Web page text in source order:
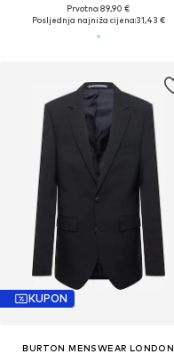
Prvotno: 89,90 €
Posljednja najniža cijena:31,43 €
KUPON
BURTON MENSWEAR LONDON